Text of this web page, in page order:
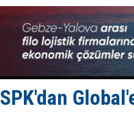
SPK'dan